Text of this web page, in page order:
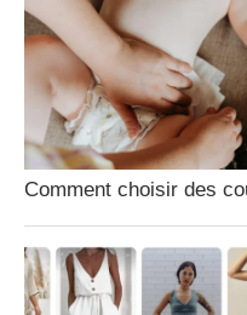
Comment choisir des